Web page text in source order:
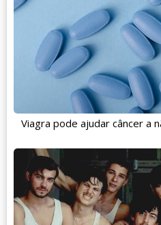
Viagra pode ajudar câncer a